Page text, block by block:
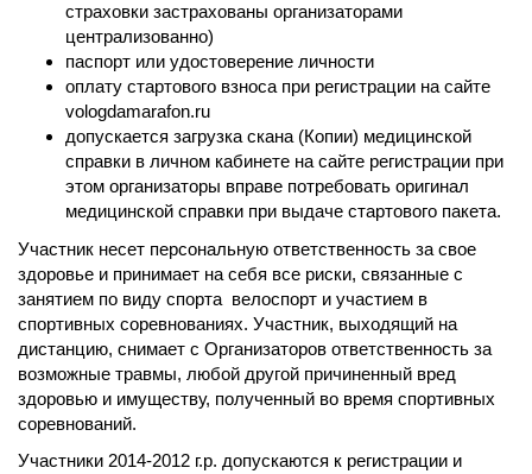
страховки застрахованы организаторами
централизованно)
паспорт или удостоверение личности
оплату стартового взноса при регистрации на сайте
vologdamarafon.ru
допускается загрузка скана (Копии) медицинской
справки в личном кабинете на сайте регистрации при
этом организаторы вправе потребовать оригинал
медицинской справки при выдаче стартового пакета.
Участник несет персональную ответственность за свое
здоровье и принимает на себя все риски, связанные с
занятием по виду спорта велоспорт и участием в
спортивных соревнованиях. Участник, выходящий на
дистанцию, снимает с Организаторов ответственность за
возможные травмы, любой другой причиненный вред
здоровью и имуществу, полученный во время спортивных
соревнований.
Участники 2014-2012 г.р. допускаются к регистрации и